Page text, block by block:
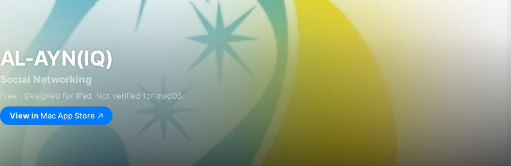
AL-AYN(IQ)
Social Networking
Free · Designed for iPad. Not verified for macOS.
View in Mac App Store